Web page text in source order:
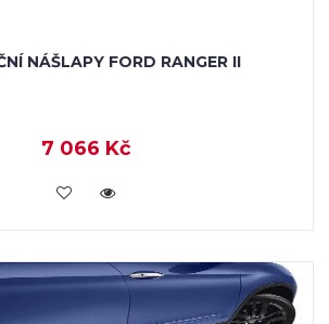
NÁŠLAPY FORD RANGER II
7 066 Kč
KOUPIT